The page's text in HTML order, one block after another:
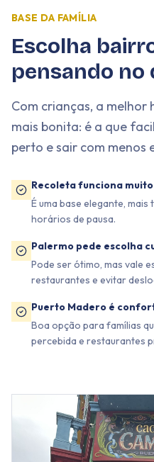
BASE DA FAMÍLIA
Escolha
pensando no
Com crianças, a melhor
mais bonita: é a que
perto e sair com menos
Recoleta funciona
É uma base elegante,
horários de pausa.
Palermo pede escolha
Pode ser ótimo, mas vale
restaurantes e evitar
Puerto Madero é
Boa opção para famílias
percebida e restaurantes